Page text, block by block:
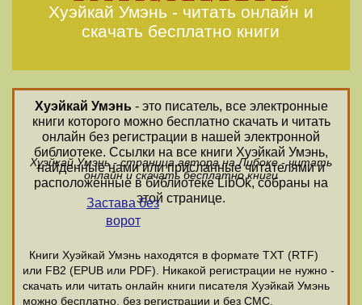
Хуэйкай Умэнь - читать онлайн и
скачать бесплатно книги
Хуэйкай Умэнь- это писатель, все электронные
книги которого можно бесплатно скачать и читать
онлайн без регистрации в нашей электронной
библиотеке. Ссылки на все книги Хуэйкай Умэнь,
найденные нами или присланные читателями и
расположенные в библиотеке LibOk, собраны на
этой странице.
Хуэйкай Умэнь - страница автора на Либоке - читать
онлайн и скачать бесплатно книги
Застава без
ворот
Книги Хуэйкай Умэнь находятся в формате ТХТ (RTF)
или FB2 (EPUB или PDF). Никакой регистрации не нужно -
скачать или читать онлайн книги писателя Хуэйкай Умэнь
можно бесплатно, без регистрации и без СМС.